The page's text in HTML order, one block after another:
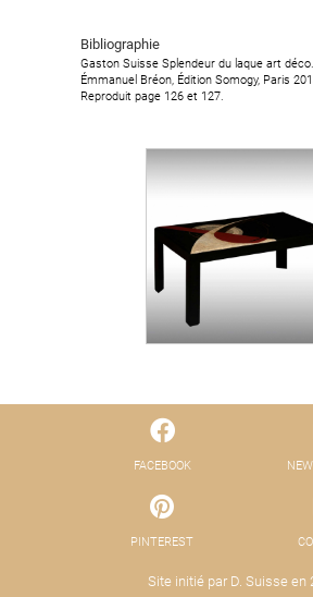
Bibliographie
Gaston Suisse Splendeur du laque art déco.
Émmanuel Bréon, Édition Somogy, Paris
Reproduit page 126 et 127.
FACEBOOK
PINTEREST
Site initié par D. Suisse en